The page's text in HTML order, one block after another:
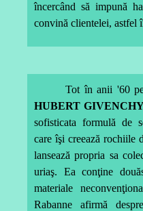
încercând să impună
convină clientelei, astfel
Tot în anii '60 pe
HUBERT
sofisticata formulă de
care îşi creează rochiile
lansează propria sa
uriaş. Ea conţine
materiale
Rabanne afirmă